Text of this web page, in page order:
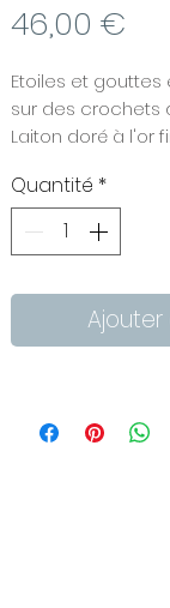
46,00 €
Etoiles et
sur des crochets
Laiton doré à l'or
diamètre
Longueur totale
Quantité *